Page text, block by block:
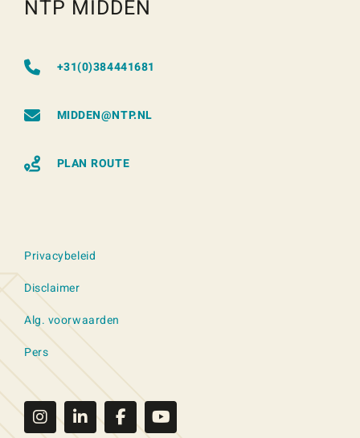
NTP MIDDEN
+31(0)384441681
MIDDEN@NTP.NL
PLAN ROUTE
Privacybeleid
Disclaimer
Alg. voorwaarden
Pers